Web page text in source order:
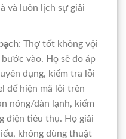
và luôn lịch sự giải
: Thợ tốt không vội
vào. Họ sẽ đo áp
dụng, kiểm tra lỗi
để hiện mã lỗi trên
nóng/dàn lạnh, kiểm
điện tiêu thụ. Họ giải
không dùng thuật